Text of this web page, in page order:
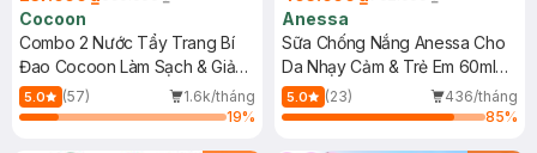
Cocoon
Combo 2 Nước Tẩy Trang Bí
Đao Cocoon Làm Sạch & Giảm
Dầu 500ml
5.0 (57)
1.6k/tháng
19%
Anessa
Sữa Chống Nắng Anessa Cho
Da Nhạy Cảm & Trẻ Em 60ml
(Mới)
5.0 (23)
436/tháng
85%